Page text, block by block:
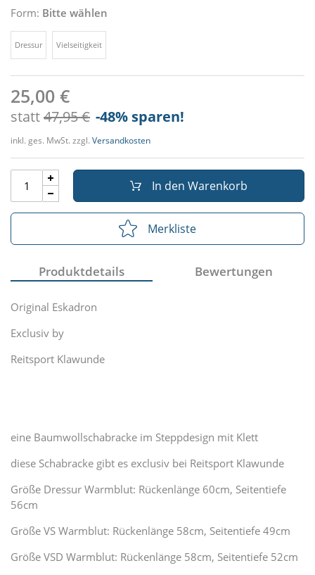
Form: Bitte wählen
Dressur Vielseitigkeit
25,00 €
statt47,95 € -48% sparen!
inkl. ges. MwSt. zzgl. Versandkosten
In den Warenkorb
Merkliste
Produktdetails Bewertungen
Original Eskadron
Exclusiv by
Reitsport Klawunde
eine Baumwollschabracke im Steppdesign mit Klett
diese Schabracke gibt es exclusiv bei Reitsport Klawunde
Größe Dressur Warmblut: Rückenlänge 60cm, Seitentiefe
56cm
Größe VS Warmblut: Rückenlänge 58cm, Seitentiefe 49cm
Größe VSD Warmblut: Rückenlänge 58cm, Seitentiefe 52cm